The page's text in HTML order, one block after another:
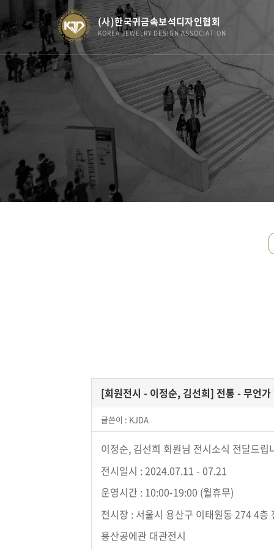
(사)한국귀금속보석디자인협회
KOREA JEWELRY DESIGN ASSOCIATION
[회원전시 - 이정순, 김선희] 전통 - 무언가
글쓴이 : KJDA
이정순, 김선희 회원님 전시소식 전달드립
전시일시 : 2024.07.11 - 07.21
운영시간 : 10:00-19:00 (월휴무)
전시장 : 서울시 용산구 이태원동 274 4층
용산공에관 대관전시